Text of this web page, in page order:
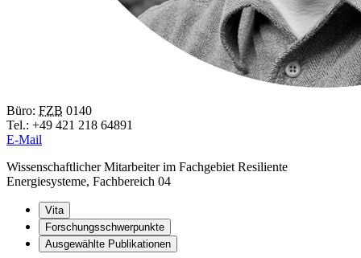
Büro: FZB 0140
Tel.: +49 421 218 64891
E-Mail
Wissenschaftlicher Mitarbeiter im Fachgebiet Resiliente
Energiesysteme, Fachbereich 04
Vita
Forschungsschwerpunkte
Ausgewählte Publikationen